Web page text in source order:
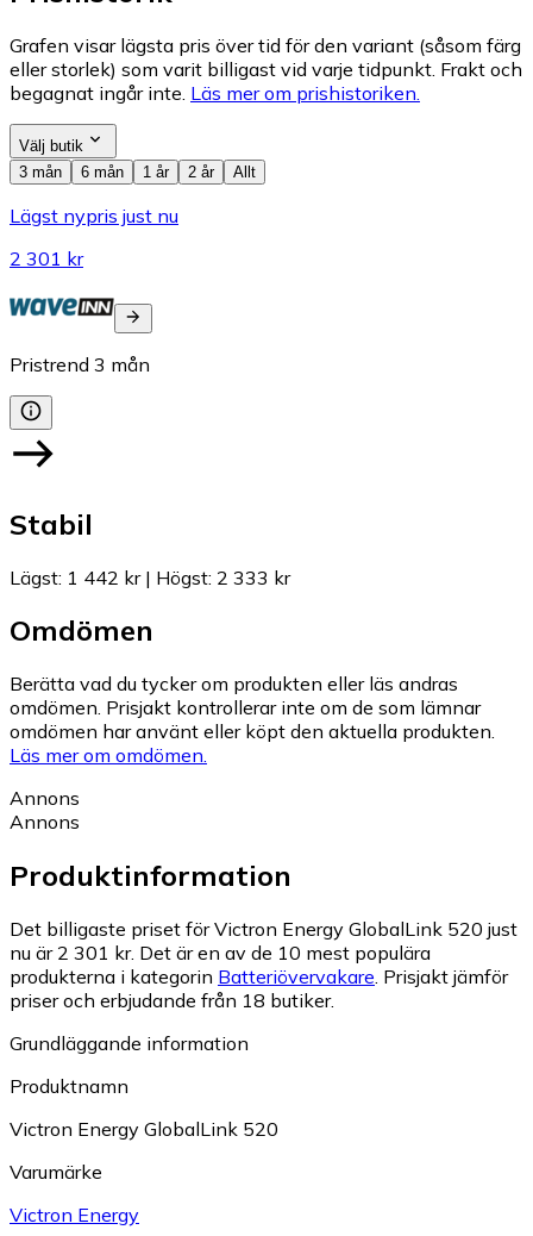
Grafen visar lägsta pris över tid för den variant (såsom färg
eller storlek) som varit billigast vid varje tidpunkt. Frakt och
begagnat ingår inte. Läs mer om prishistoriken.
Välj butik
3 mån
6 mån 1 år 2 år Allt
Lägst nypris just nu
2 301 kr
Pristrend 3 mån
Stabil
Lägst: 1 442 kr| Högst: 2 333 kr
Omdömen
Berätta vad du tycker om produkten eller läs andras
omdömen. Prisjakt kontrollerar inte om de som lämnar
omdömen har använt eller köpt den aktuella produkten.
Läs mer om omdömen.
Annons
Annons
Produktinformation
Det billigaste priset för Victron Energy GlobalLink 520 just
nu är 2 301 kr. Det är en av de 10 mest populära
produkterna i kategorin Batteriövervakare. Prisjakt jämför
priser och erbjudande från 18 butiker.
Grundläggande information
Produktnamn
Victron Energy GlobalLink 520
Varumärke
Victron Energy